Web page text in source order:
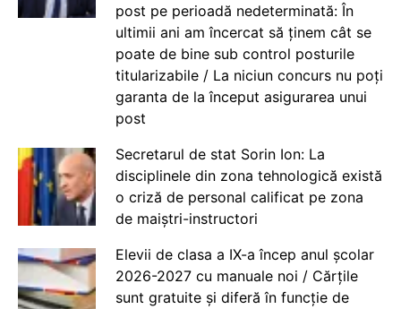
post pe perioadă nedeterminată: În
ultimii ani am încercat să ținem cât se
poate de bine sub control posturile
titularizabile / La niciun concurs nu poți
garanta de la început asigurarea unui
post
Secretarul de stat Sorin Ion: La
disciplinele din zona tehnologică există
o criză de personal calificat pe zona
de maiștri-instructori
Elevii de clasa a IX-a încep anul școlar
2026-2027 cu manuale noi / Cărțile
sunt gratuite și diferă în funcție de